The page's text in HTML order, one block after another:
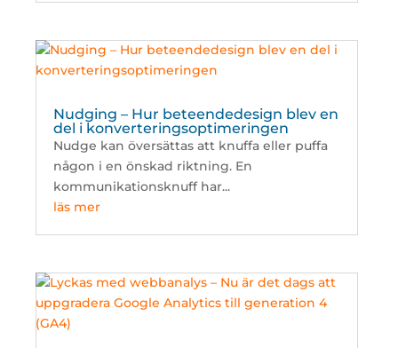
Nudging – Hur beteendedesign blev en
del i konverteringsoptimeringen
Nudge kan översättas att knuffa eller puffa
någon i en önskad riktning. En
kommunikationsknuff har...
läs mer